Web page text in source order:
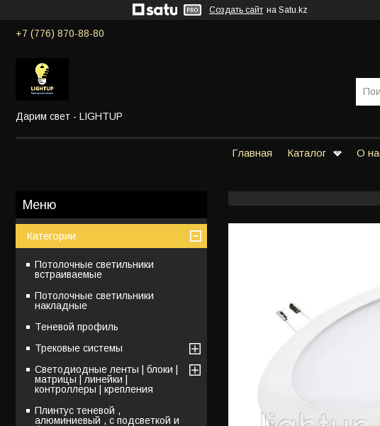
Создать сайт на Satu.kz
+7 (776) 870-88-80
Дарим свет - LIGHTUP
Главная Каталог О
Категории
Потолочные светильники
встраиваемые
Потолочные светильники
накладные
Теневой профиль
Трековые системы
Светодиодные ленты | блоки |
матрицы | линейки |
контроллеры | крепления
Плинтус теневой ,
алюминиевый , с подсветкой и